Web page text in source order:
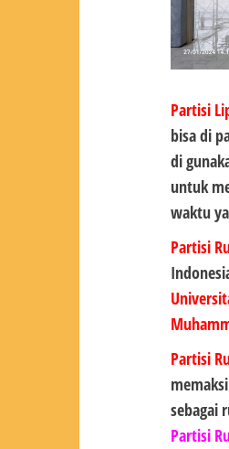
Partisi
bisa di
di
untuk
waktu
Partisi
Partisi
sebagai
Partisi